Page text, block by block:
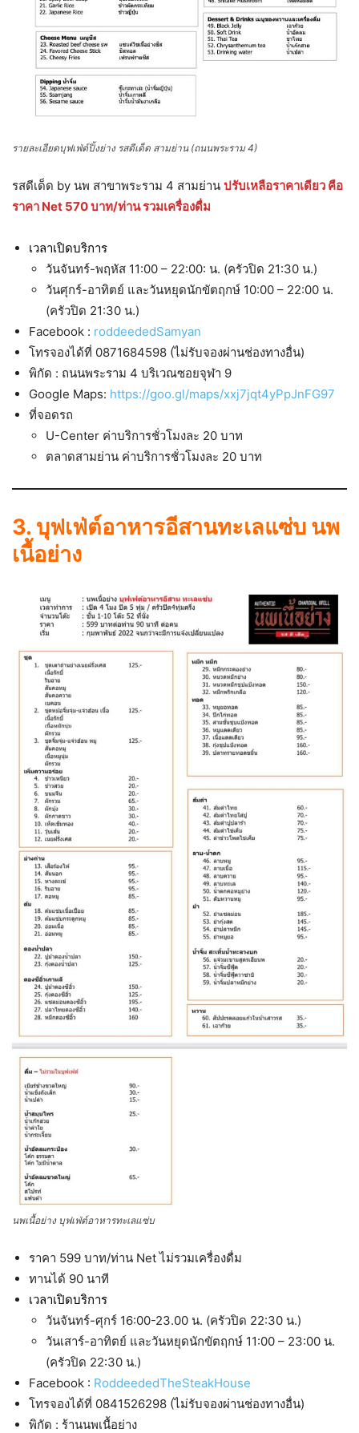
รายละเอียดบุฟเฟ่ต์ปิ้งย่าง รสดีเด็ด สามย่าน (ถนนพระราม 4)
รสดีเด็ด by นพ สาขาพระราม 4 สามย่าน ปรับเหลือราคาเดียว คือ
ราคา Net 570 บาท/ท่าน รวมเครื่องดื่ม
เวลาเปิดบริการ
วันจันทร์-พฤหัส 11:00 – 22:00: น. (ครัวปิด 21:30 น.)
วันศุกร์-อาทิตย์ และวันหยุดนักขัตฤกษ์ 10:00 – 22:00 น.
(ครัวปิด 21:30 น.)
Facebook : roddeededSamyan
โทรจองได้ที่ 0871684598 (ไม่รับจองผ่านช่องทางอื่น)
พิกัด : ถนนพระราม 4 บริเวณซอยจุฬา 9
Google Maps: https://goo.gl/maps/xxj7jqt4yPpJnFG97
ที่จอดรถ
U-Center ค่าบริการชั่วโมงละ 20 บาท
ตลาดสามย่าน ค่าบริการชั่วโมงละ 20 บาท
3. บุฟเฟ่ต์อาหารอีสานทะเลแซ่บ นพ
เนื้อย่าง
นพเนื้อย่าง บุฟเฟ่ต์อาหารทะเลแซ่บ
ราคา 599 บาท/ท่าน Net ไม่รวมเครื่องดื่ม
ทานได้ 90 นาที
เวลาเปิดบริการ
วันจันทร์-ศุกร์ 16:00-23.00 น. (ครัวปิด 22:30 น.)
วันเสาร์-อาทิตย์ และวันหยุดนักขัตฤกษ์ 11:00 – 23:00 น.
(ครัวปิด 22:30 น.)
Facebook : RoddeededTheSteakHouse
โทรจองได้ที่ 0841526298 (ไม่รับจองผ่านช่องทางอื่น)
พิกัด : ร้านนพเนื้อย่าง